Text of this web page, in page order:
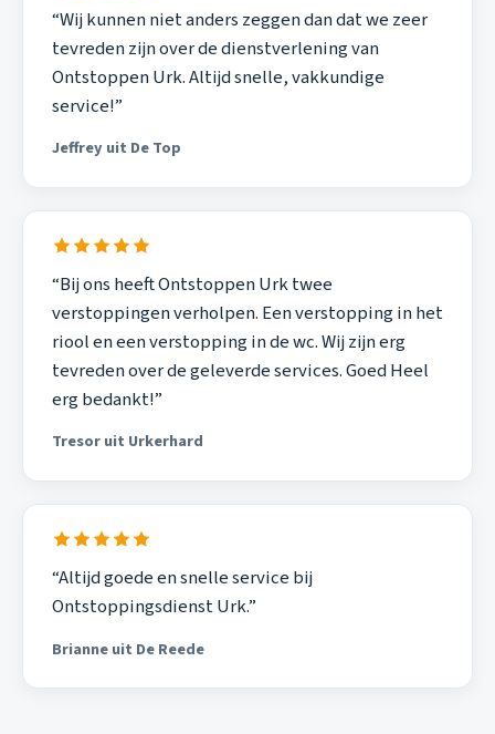
“Wij kunnen niet anders zeggen dan dat we zeer
tevreden zijn over de dienstverlening van
Ontstoppen Urk. Altijd snelle, vakkundige
service!”
Jeffrey uit De Top
“Bij ons heeft Ontstoppen Urk twee
verstoppingen verholpen. Een verstopping in het
riool en een verstopping in de wc. Wij zijn erg
tevreden over de geleverde services. Goed Heel
erg bedankt!”
Tresor uit Urkerhard
“Altijd goede en snelle service bij
Ontstoppingsdienst Urk.”
Brianne uit De Reede